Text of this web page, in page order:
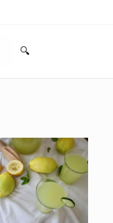
Kitchen
Search...
🔍